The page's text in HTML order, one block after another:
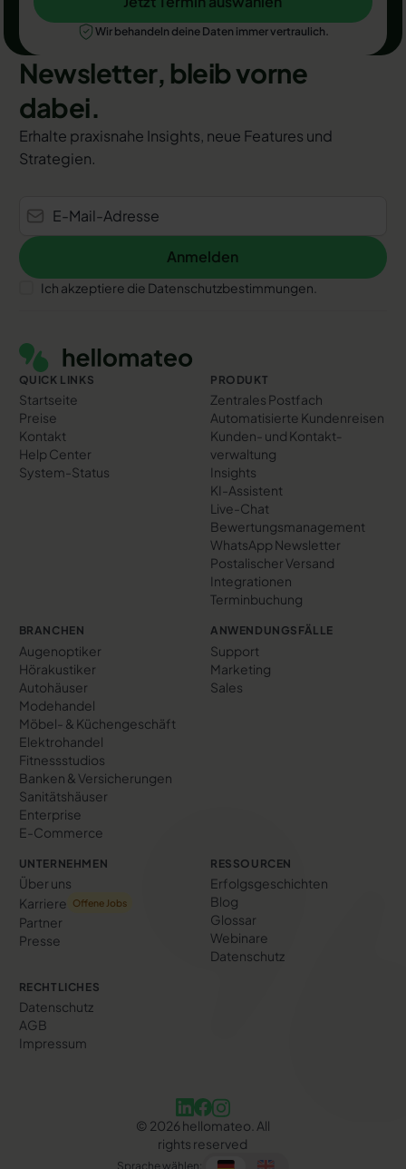
Jetzt Termin auswählen
Wir behandeln deine Daten immer vertraulich.
Newsletter, bleib vorne
dabei.
Erhalte praxisnahe Insights, neue Features und
Strategien.
Anmelden
Anmelden
Ich akzeptiere die Datenschutzbestimmungen.
QUICK LINKS
Startseite
Preise
Kontakt
Help Center
System-Status
PRODUKT
Zentrales Postfach
Automatisierte Kundenreisen
Kunden- und Kontakt­
verwaltung
Insights
KI-Assistent
Live-Chat
Bewertungs­management
WhatsApp Newsletter
Postalischer Versand
Integrationen
Terminbuchung
BRANCHEN
Augenoptiker
Hörakustiker
Autohäuser
Modehandel
Möbel- & Küchengeschäft
Elektrohandel
Fitnessstudios
Banken & Versicherungen
Sanitätshäuser
Enterprise
E-Commerce
ANWENDUNGSFÄLLE
Support
Marketing
Sales
UNTERNEHMEN
Über uns
Karriere
Offene Jobs
Partner
Presse
RESSOURCEN
Erfolgs­geschichten
Blog
Glossar
Webinare
Datenschutz
RECHTLICHES
Datenschutz
AGB
Impressum
© 2026 hellomateo. All
rights reserved
Sprache wählen: